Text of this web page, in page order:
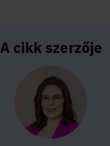
A cikk szerzője